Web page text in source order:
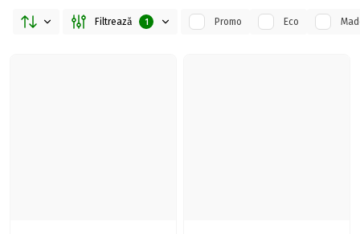
Filtrează 1 Promo Eco